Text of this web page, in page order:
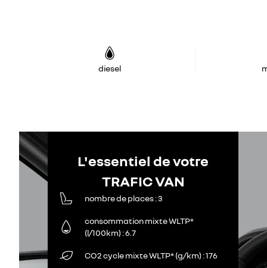
diesel
L'essentiel de votre
TRAFIC VAN
nombre de places 3
consommation mixte WLTP*
(l/100km) 6.7
CO2 cycle mixte WLTP* (g/km) 176